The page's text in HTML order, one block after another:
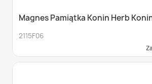
Magnes Pamiątka Konin Herb
2115F06